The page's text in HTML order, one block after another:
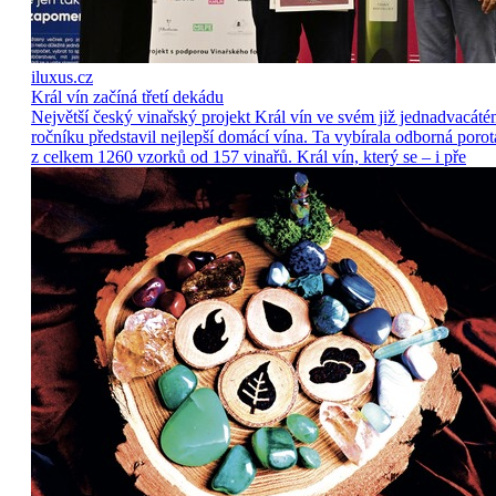
iluxus.cz
Král vín začíná třetí dekádu
Největší český vinařský projekt Král vín ve svém již
ročníku představil nejlepší domácí vína. Ta vybírala odborná
z celkem 1260 vzorků od 157 vinařů. Král vín, který se – i pře